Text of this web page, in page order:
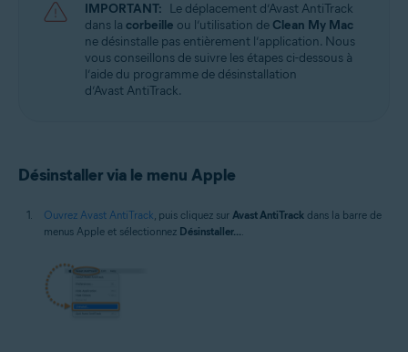
IMPORTANT: Le déplacement d’Avast AntiTrack
dans la corbeille ou l’utilisation de Clean My Mac
ne désinstalle pas entièrement l’application. Nous
vous conseillons de suivre les étapes ci-dessous à
l’aide du programme de désinstallation
d’Avast AntiTrack.
Désinstaller via le menu Apple
Ouvrez Avast AntiTrack, puis cliquez sur Avast AntiTrack dans la barre de
menus Apple et sélectionnez Désinstaller....